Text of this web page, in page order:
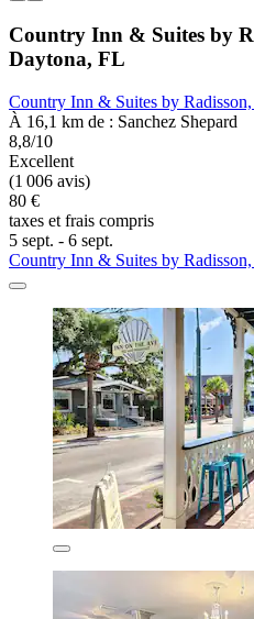
Country Inn & Suites by
Daytona, FL
Country Inn & Suites by
À 16,1 km de : Sanchez Shepard
8,8/10
Excellent
(1 006 avis)
80 €
taxes et frais compris
5 sept. - 6 sept.
Country Inn & Suites by